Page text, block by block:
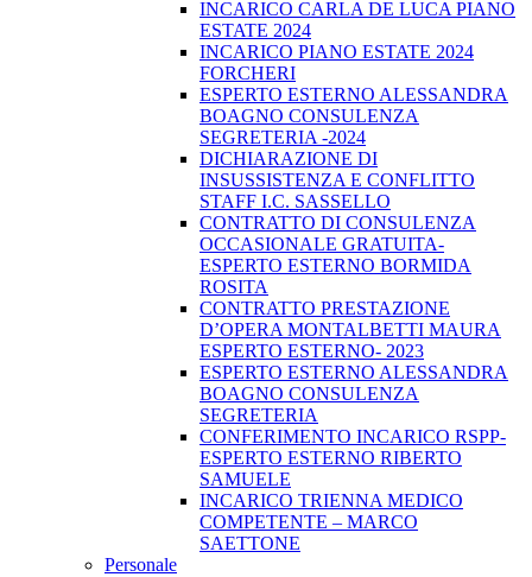
INCARICO CARLA DE LUCA PIANO
ESTATE 2024
INCARICO PIANO ESTATE 2024
FORCHERI
ESPERTO ESTERNO ALESSANDRA
BOAGNO CONSULENZA
SEGRETERIA -2024
DICHIARAZIONE DI
INSUSSISTENZA E CONFLITTO
STAFF I.C. SASSELLO
CONTRATTO DI CONSULENZA
OCCASIONALE GRATUITA-
ESPERTO ESTERNO BORMIDA
ROSITA
CONTRATTO PRESTAZIONE
D’OPERA MONTALBETTI MAURA
ESPERTO ESTERNO- 2023
ESPERTO ESTERNO ALESSANDRA
BOAGNO CONSULENZA
SEGRETERIA
CONFERIMENTO INCARICO RSPP-
ESPERTO ESTERNO RIBERTO
SAMUELE
INCARICO TRIENNA MEDICO
COMPETENTE – MARCO
SAETTONE
Personale